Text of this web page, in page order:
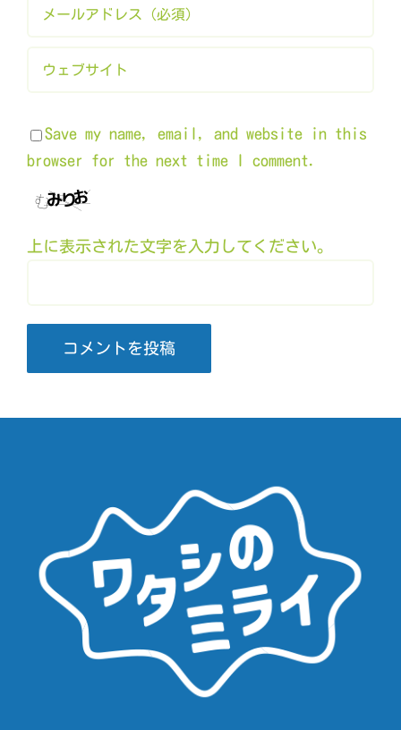
Save my name, email, and website in this
browser for the next time I comment.
上に表示された文字を入力してください。